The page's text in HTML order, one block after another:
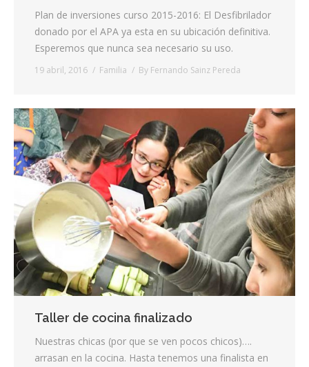
Plan de inversiones curso 2015-2016: El Desfibrilador
donado por el APA ya esta en su ubicación definitiva.
Esperemos que nunca sea necesario su uso.
19 abril, 2016 Familia By Fernando Sainz Pereda
Taller de cocina finalizado
Nuestras chicas (por que se ven pocos chicos)….
arrasan en la cocina. Hasta tenemos una finalista en